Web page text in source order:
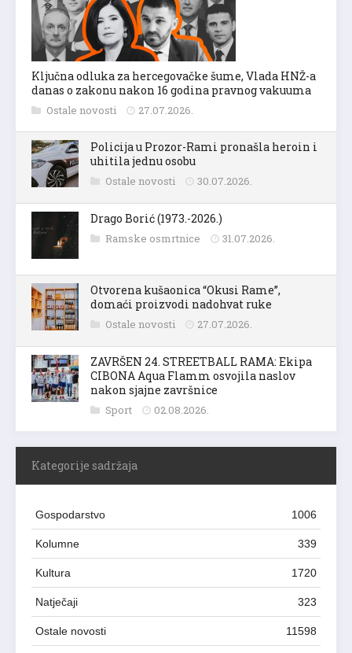
Ključna odluka za hercegovačke šume, Vlada HNŽ-a
danas o zakonu nakon 16 godina pravnog vakuuma
Ostale novosti 27.07.2026.
Policija u Prozor-Rami pronašla heroin i
uhitila jednu osobu
Ostale novosti 30.07.2026.
Drago Borić (1973.-2026.)
Ramske osmrtnice 31.07.2026.
Otvorena kušaonica “Okusi Rame”,
domaći proizvodi nadohvat ruke
Ostale novosti 27.07.2026.
ZAVRŠEN 24. STREETBALL RAMA: Ekipa
CIBONA Aqua Flamm osvojila naslov
nakon sjajne završnice
Sport 02.08.2026.
Kategorije sadržaja
Gospodarstvo 1006
Kolumne 339
Kultura 1720
Natječaji 323
Ostale novosti 11598